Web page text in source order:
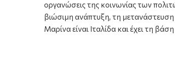
οργανώσεις της κοινωνίας των
βιώσιμη ανάπτυξη, τη
Μαρίνα είναι Ιταλίδα και έχει τη